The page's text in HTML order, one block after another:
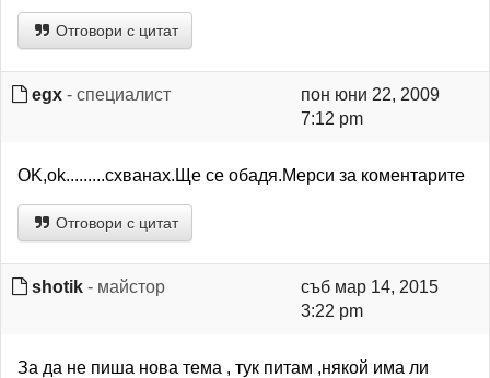
Отговори с цитат
egx - специалист
пон юни 22, 2009
7:12 pm
OK,ok.........схванах.Ще се обадя.Мерси за коментарите
Отговори с цитат
shotik - майстор
съб мар 14, 2015
3:22 pm
За да не пиша нова тема , тук питам ,някой има ли